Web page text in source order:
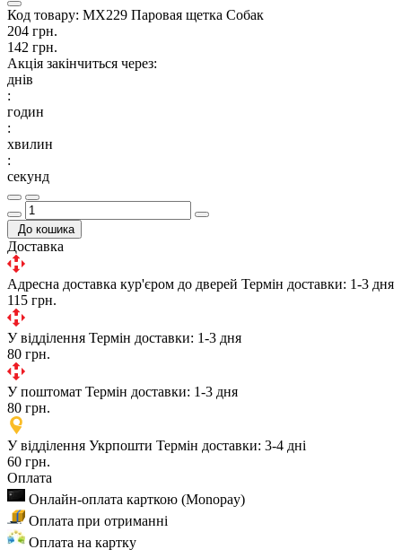
Код товару: MX229 Паровая щетка Собак
204 грн.
142 грн.
Акція закінчиться через:
днів
:
годин
:
хвилин
:
секунд
До кошика
Доставка
Адресна доставка кур'єром до дверей Термін доставки: 1-3 дня
115 грн.
У відділення Термін доставки: 1-3 дня
80 грн.
У поштомат Термін доставки: 1-3 дня
80 грн.
У відділення Укрпошти Термін доставки: 3-4 дні
60 грн.
Оплата
Онлайн-оплата карткою (Monopay)
Оплата при отриманні
Оплата на картку